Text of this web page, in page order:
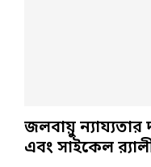
জলবায়ু ন্যায্যতার
এবং সাইকেল